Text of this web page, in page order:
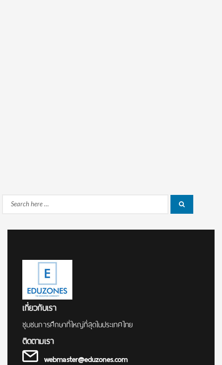
Search
เกี่ยวกับเรา
ชุมชนการศึกษาที่ใหญ่ที่สุดในประเทศไทย
ติดตามเรา
webmaster@eduzones.com